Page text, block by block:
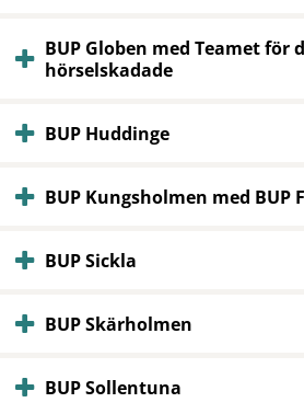
BUP Globen med Teamet för
hörselskadade
BUP Huddinge
BUP Kungsholmen med BUP
BUP Sickla
BUP Skärholmen
BUP Sollentuna